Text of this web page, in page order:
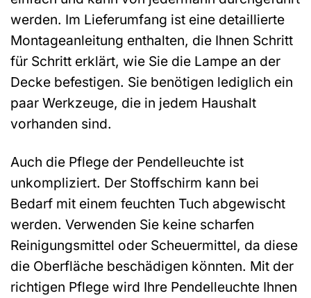
werden. Im Lieferumfang ist eine detaillierte
Montageanleitung enthalten, die Ihnen Schritt
für Schritt erklärt, wie Sie die Lampe an der
Decke befestigen. Sie benötigen lediglich ein
paar Werkzeuge, die in jedem Haushalt
vorhanden sind.
Auch die Pflege der Pendelleuchte ist
unkompliziert. Der Stoffschirm kann bei
Bedarf mit einem feuchten Tuch abgewischt
werden. Verwenden Sie keine scharfen
Reinigungsmittel oder Scheuermittel, da diese
die Oberfläche beschädigen könnten. Mit der
richtigen Pflege wird Ihre Pendelleuchte Ihnen